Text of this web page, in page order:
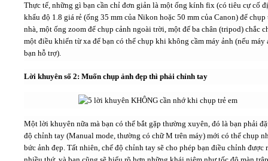
Thực tế, những gì bạn cần chỉ đơn giản là một ống kính fix (có tiêu cự cố
khẩu độ 1.8 giá rẻ (ống 35 mm của Nikon hoặc 50 mm của Canon) để chụp
nhà, một ống zoom để chụp cảnh ngoài trời, một đế ba chân (tripod) chắc
một điều khiển từ xa để bạn có thể chụp khi không cầm máy ảnh (nếu máy
bạn hỗ trợ).
Lời khuyên số 2: Muốn chụp ảnh đẹp thì phải chỉnh tay
Một lời khuyên nữa mà bạn có thể bắt gặp thường xuyên, đó là bạn phải
độ chỉnh tay (Manual mode, thường có chữ M trên máy) mới có thể chụp
bức ảnh đẹp. Tất nhiên, chế độ chỉnh tay sẽ cho phép bạn điều chỉnh được